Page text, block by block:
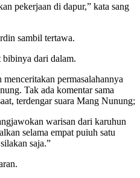
pekerjaan di dapur,” kata sang
sambil tertawa.
bibinya dari dalam.
permasalahannya
Tak ada komentar sama
terdengar suara Mang Nunung;
warisan dari karuhun
selama empat puiuh satu
saja.”